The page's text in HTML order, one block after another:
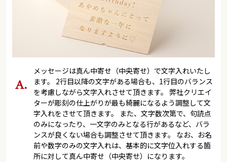
メッセージは真ん中寄せ（中央寄せ）で文字入れいたし
ます。 2行目以降の文字がある場合も、1行目のバランス
を考慮しながら文字入れさせて頂きます。 弊社クリエイ
ターが彫刻の仕上がりが最も綺麗になるよう調整して文
字入れをさせて頂きます。 また、文字数次第で、句読点
のみになったり、一文字のみとなる行があるなど、バラ
ンスが良くない場合も調整させて頂きます。 なお、お名
前や数字のみの文字入れは、基本的に文字位入れする箇
所に対して真ん中寄せ（中央寄せ）になります。